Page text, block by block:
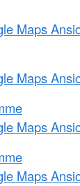
Maps
Maps
Maps
Maps